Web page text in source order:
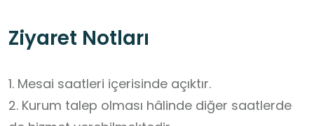
Ziyaret Notları
1. Mesai saatleri içerisinde açıktır.
2. Kurum talep olması hâlinde diğer saatlerde